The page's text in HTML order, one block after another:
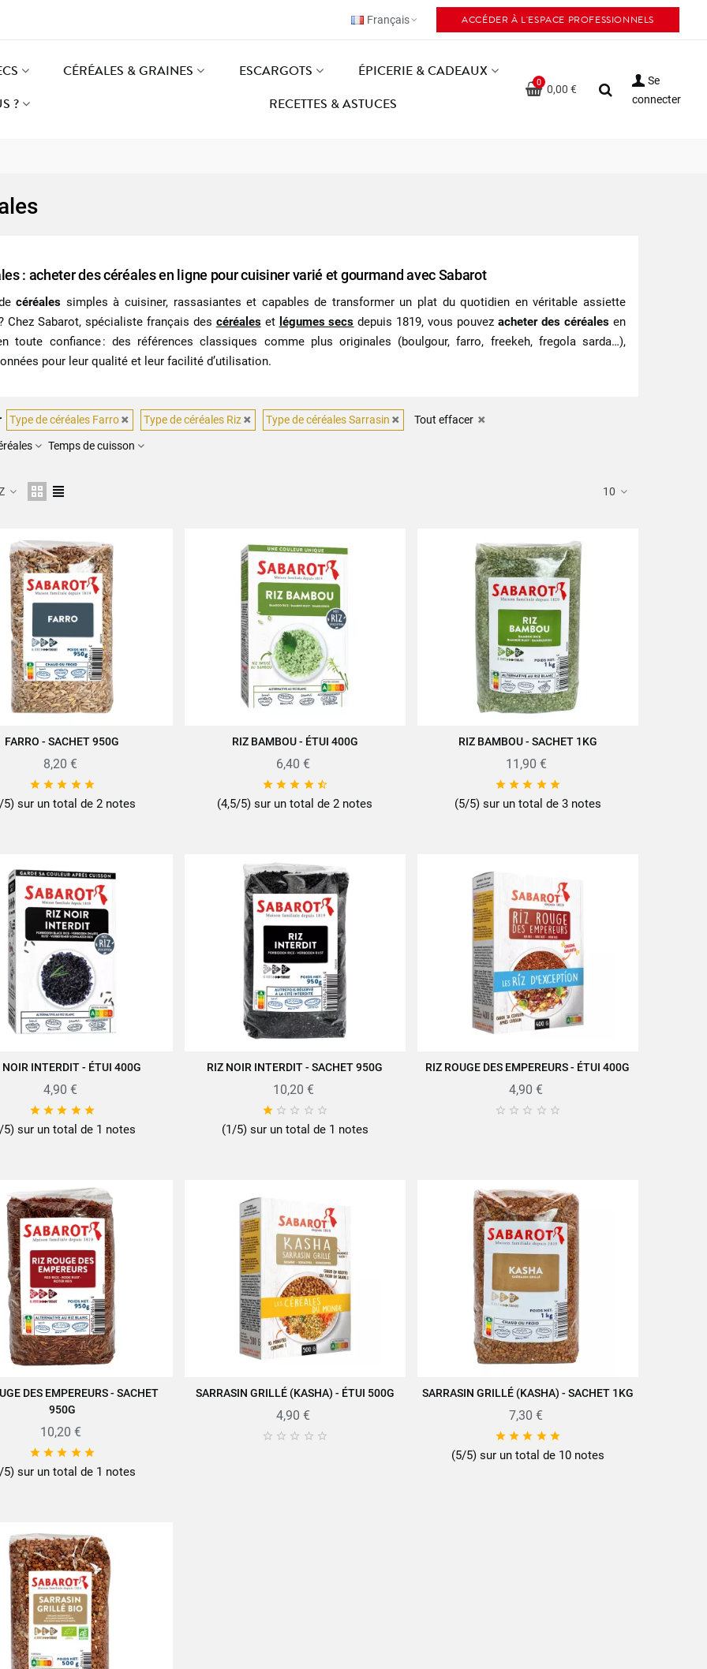
Français ACCÉDER À L'ESPACE PROFESSIONNELS
CÉRÉALES & GRAINES ESCARGOTS
ÉPICERIE & CADEAUX
?
RECETTES & ASTUCES
0
0,00 €
Se
connecter
: acheter des céréales en ligne pour cuisiner varié et gourmand avec Sabarot
céréales simples à cuisiner, rassasiantes et capables de transformer un plat du quotidien en véritable assiette
Chez Sabarot, spécialiste français des céréaleset légumes secs depuis 1819, vous pouvezacheter des céréales en
toute confiance : des références classiques comme plus originales (boulgour, farro, freekeh, fregola sarda…),
pour leur qualité et leur facilité d’utilisation.
Type de céréales Farro Type de céréales Riz Type de céréales Sarrasin Tout effacer
Temps de cuisson
10
AU PANIER
FARRO - SACHET 950G
8,20 €
    
5) sur un total de 2 notes
AJOUTER AU PANIER
RIZ BAMBOU - ÉTUI 400G
6,40 €
    
(4,5/5) sur un total de 2 notes
AJOUTER AU PANIER
RIZ BAMBOU - SACHET 1KG
11,90 €
    
(5/5) sur un total de 3 notes
AU PANIER
NOIR INTERDIT - ÉTUI 400G
4,90 €
    
5) sur un total de 1 notes
AJOUTER AU PANIER
RIZ NOIR INTERDIT - SACHET 950G
10,20 €
    
(1/5) sur un total de 1 notes
AJOUTER AU PANIER
RIZ ROUGE DES EMPEREURS - ÉTUI 400G
4,90 €
    
AU PANIER
DES EMPEREURS - SACHET
950G
10,20 €
    
5) sur un total de 1 notes
AJOUTER AU PANIER
SARRASIN GRILLÉ (KASHA) - ÉTUI 500G
4,90 €
    
AJOUTER AU PANIER
SARRASIN GRILLÉ (KASHA) - SACHET 1KG
7,30 €
    
(5/5) sur un total de 10 notes